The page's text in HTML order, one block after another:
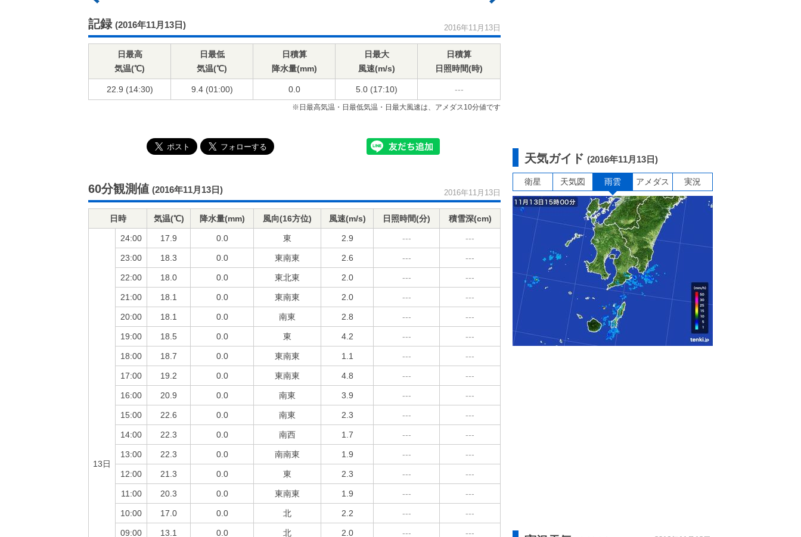
記録 (2016年11月13日) 2016年11月13日
日最高
気温(℃)
日最低
気温(℃)
日積算
降水量(mm)
日最大
風速(m/s)
日積算
日照時間(時)
22.9 (14:30) 9.4 (01:00) 0.0 5.0 (17:10) ---
※日最高気温・日最低気温・日最大風速は、アメダス10分値です
60分観測値 (2016年11月13日) 2016年11月13日
日時 気温(℃) 降水量(mm) 風向(16方位) 風速(m/s) 日照時間(分) 積雪深(cm)
13日
24:00 17.9 0.0 東 2.9 --- ---
23:00 18.3 0.0 東南東 2.6 --- ---
22:00 18.0 0.0 東北東 2.0 --- ---
21:00 18.1 0.0 東南東 2.0 --- ---
20:00 18.1 0.0 南東 2.8 --- ---
19:00 18.5 0.0 東 4.2 --- ---
18:00 18.7 0.0 東南東 1.1 --- ---
17:00 19.2 0.0 東南東 4.8 --- ---
16:00 20.9 0.0 南東 3.9 --- ---
15:00 22.6 0.0 南東 2.3 --- ---
14:00 22.3 0.0 南西 1.7 --- ---
13:00 22.3 0.0 南南東 1.9 --- ---
12:00 21.3 0.0 東 2.3 --- ---
11:00 20.3 0.0 東南東 1.9 --- ---
10:00 17.0 0.0 北 2.2 --- ---
09:00 13.1 0.0 北 2.0 --- ---
天気ガイド (2016年11月13日)
衛星 天気図 雨雲 アメダス 実況